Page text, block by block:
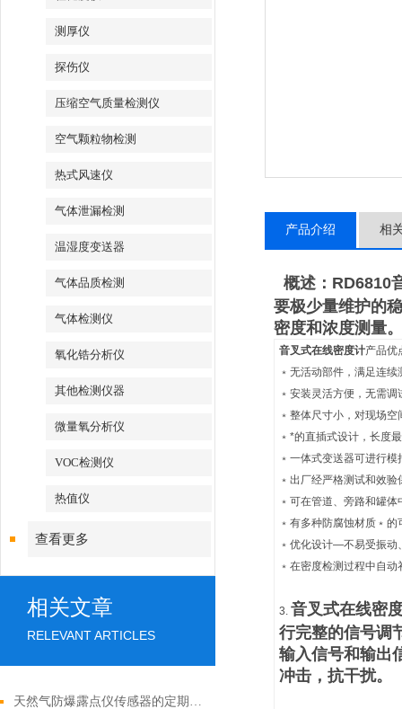
测厚仪
探伤仪
压缩空气质量检测仪
空气颗粒物检测
热式风速仪
气体泄漏检测
温湿度变送器
气体品质检测
气体检测仪
氧化锆分析仪
其他检测仪器
微量氧分析仪
VOC检测仪
热值仪
查看更多
相关文章
RELEVANT ARTICLES
天然气防爆露点仪传感器的定期校准与维护规范
产品介绍 相
概述：RD6810
要极少量维护的
密度和浓度测量
音叉式在线密度计产品优
﹡无活动部件，满足连
﹡安装灵活方便，无需调
﹡整体尺寸小，对现场空
﹡*的直插式设计，长度
﹡一体式变送器可进行模
﹡出厂经严格测试和效
﹡可在管道、旁路和罐
﹡有多种防腐蚀材质 ﹡ 的
﹡优化设计—不易受振动
﹡ 在密度检测过程中自动
3. 音叉式在线密
行完整的信号调
输入信号和输出
冲击，抗干扰。